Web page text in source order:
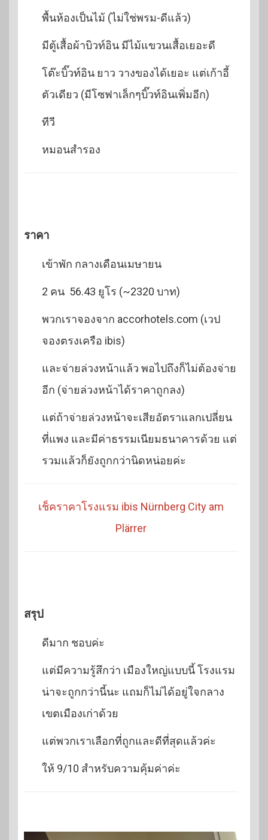
พื้นห้องเป็นไม้ (ไม่ใช่พรม-ดีแล้ว)
มีตู้เสื้อผ้าบิวท์อิน มีไม้แขวนเสื้อเยอะดี
โต๊ะบิ๊วท์อิน ยาว วางของได้เยอะ แต่เก้าอี้
ตัวเดียว (มีโซฟาเล็กๆบิ๊วท์อินเพิ่มอีก)
ทีวี
หมอนสำรอง
ราคา
เข้าพัก กลางเดือนเมษายน
2 คน 56.43 ยูโร (~2320 บาท)
พวกเราจองจาก accorhotels.com (เวป
จองตรงเครือ ibis)
และจ่ายล่วงหน้าแล้ว พอไปถึงก็ไม่ต้องจ่าย
อีก (จ่ายล่วงหน้าได้ราคาถูกลง)
แต่ถ้าจ่ายล่วงหน้าจะเสียอัตราแลกเปลี่ยน
ที่แพง และมีค่าธรรมเนียมธนาคารด้วย แต่
รวมแล้วก็ยังถูกกว่านิดหน่อยค่ะ
เช็คราคาโรงแรม ibis Nürnberg City am
Plärrer
สรุป
ดีมาก ชอบค่ะ
แต่มีความรู้สึกว่า เมืองใหญ่แบบนี้ โรงแรม
น่าจะถูกกว่านี้นะ แถมก็ไม่ได้อยู่ใจกลาง
เขตเมืองเก่าด้วย
แต่พวกเราเลือกที่ถูกและดีที่สุดแล้วค่ะ
ให้ 9/10 สำหรับความคุ้มค่าค่ะ